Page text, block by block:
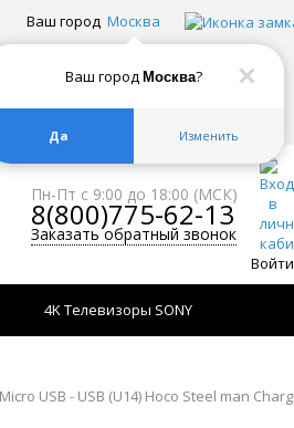
Ваш город Москва?
Да Изменить
Ваш город Москва
Пн-Пт с 9:00 до 18:00 (МСК)
8(800)775-62-13
Заказать обратный звонок
Войти
4K Телевизоры SONY
USB - USB (U14) Hoco Steel man